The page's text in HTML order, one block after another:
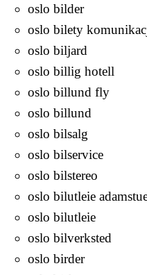
oslo bilder
oslo bilety
oslo biljard
oslo billig hotell
oslo billund fly
oslo billund
oslo bilsalg
oslo bilservice
oslo bilstereo
oslo bilutleie
oslo bilutleie
oslo bilverksted
oslo birder